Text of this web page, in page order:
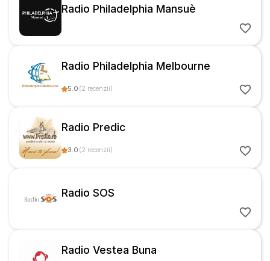
Radio Philadelphia Mansuè
Radio Philadelphia Melbourne
5.0 (2 recenzii)
Radio Predic
3.0 (2 recenzii)
Radio SOS
Radio Vestea Buna